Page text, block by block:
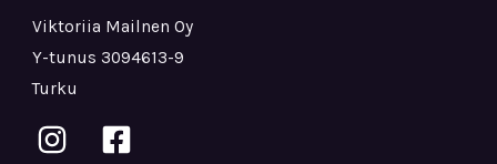
Viktoriia Mailnen Oy
Y-tunus 3094613-9
Turku